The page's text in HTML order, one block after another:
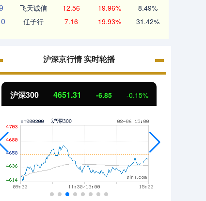
飞天诚信 12.56 19.96% 8.49%
任子行 7.16 19.93% 31.42%
沪深京行情 实时轮播
沪深300 4651.31 -6.85 -0.15%